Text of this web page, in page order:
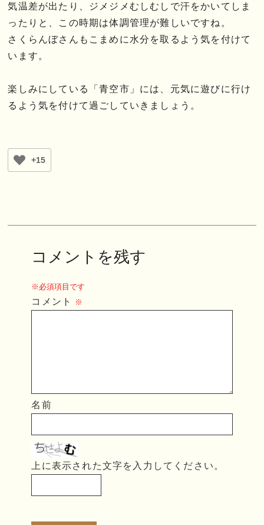
気温差が出たり、ジメジメむしむしで汗をかいてしま
ったりと、この時期は体調管理が難しいですね。
さくらんぼさんもこまめに水分を取るよう気を付けて
います。
楽しみにしている「青空市」には、元気に遊びに行け
るよう気を付けて過ごしていきましょう。
+15
コメントを残す
※必須項目です
コメント ※
名前
上に表示された文字を入力してください。